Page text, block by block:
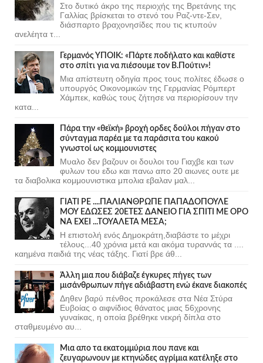
Στο δυτικό άκρο της περιοχής της Βρετάνης της
Γαλλίας βρίσκεται το στενό του Ραζ-ντε-Σεν,
διάσπαρτο βραχονησίδες που τις κτυπούν
ανελέητα τ...
Γερμανός ΥΠΟΙΚ: «Πάρτε ποδήλατο και καθίστε
στο σπίτι για να πιέσουμε τον Β.Πούτιν»!
Μια απίστευτη οδηγία προς τους πολίτες έδωσε ο
υπουργός Οικονομικών της Γερμανίας Ρόμπερτ
Χάμπεκ, καθώς τους ζήτησε να περιορίσουν την
κατα...
Πάρα την «θεϊκή» βροχή ορδες δούλοι πήγαν στο
σύνταγμα παρέα με τα παράσιτα του κακού
γνωστοί ως κομμουνιστες
Μυαλο δεν βαζουν οι δουλοι του Γιαχβε και των
φυλων του εδω και πανω απο 20 αιωνες ουτε με
τα διαβολικα κομμουνιστικα μπολια εβαλαν μαλ...
ΓΙΑΤΙ ΡΕ ....ΠΑΛΙΑΝΘΡΩΠΕ ΠΑΠΑΔΟΠΟΥΛΕ
ΜΟΥ ΕΔΩΣΕΣ 20ΕΤΕΣ ΔΑΝΕΙΟ ΓΙΑ ΣΠΙΤΙ ΜΕ ΟΡΟ
ΝΑ ΕΧΕΙ ...ΤΟΥΑΛΕΤΑ ΜΕΣΑ;
Η επιστολή ενός Δημοκράτη,διαβάστε το μέχρι
τέλους...40 χρόνια μετά και ακόμα τυραννάς τα ....
καημένα παιδιά της νέας τάξης. Γιατί βρε άθ...
Άλλη μια που διάβαζε έγκυρες πήγες των
μισάνθρωπων πήγε αδιάβαστη ενώ έκανε διακοπές
Δηθεν βαρύ πένθος προκάλεσε στα Νέα Στύρα
Ευβοίας ο αιφνίδιος θάνατος μιας 56χρονης
γυναίκας, η οποία βρέθηκε νεκρή δίπλα στο
σταθμευμένο αυ...
Μια απο τα εκατομμύρια που πανε και
ζευγαρωνουν με κτηνώδες αγρίμια κατέληξε στο